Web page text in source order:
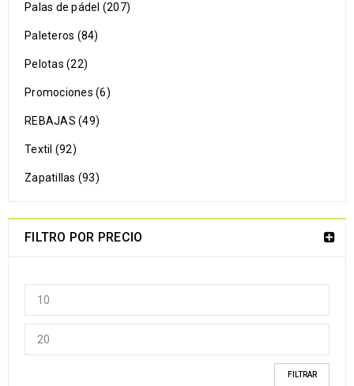
Palas de pádel (207)
Paleteros (84)
Pelotas (22)
Promociones (6)
REBAJAS (49)
Textil (92)
Zapatillas (93)
FILTRO POR PRECIO
FILTRAR